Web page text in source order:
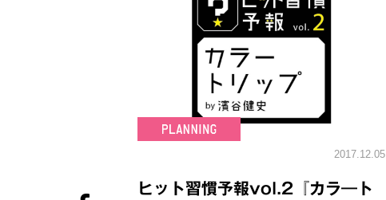
2017.12.05
ヒット習慣予報vol.2『カラ―ト